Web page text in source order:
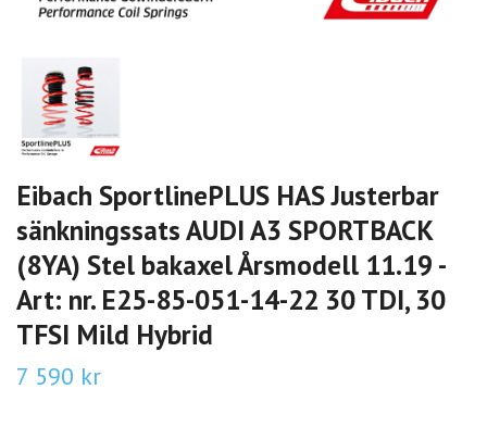
Eibach SportlinePLUS HAS Justerbar
sänkningssats AUDI A3 SPORTBACK
(8YA) Stel bakaxel Årsmodell 11.19 -
Art: nr. E25-85-051-14-22 30 TDI, 30
TFSI Mild Hybrid
7 590 kr